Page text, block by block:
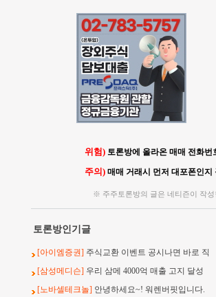
위험) 토론방에 올라온 매매 전화
주의) 매매 거래시 먼저 대포폰인지
※ 주주토론방의 글은 네티즌이 작
토론방인기글
[아이엠증권] 주식교환 이벤트 공시나면 바로 직
[삼성메디슨] 우리 삼메 4000억 매출 고지 달성
[노바셀테크놀] 안녕하세요~! 워렌버핏입니다.